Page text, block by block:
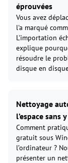
éprouvées
Vous avez
l'a marqué
L'importation
explique
résoudre le
disque en
Nettoyage
l’espace sans
Comment
gratuit sous
l’ordinateur ?
présenter un